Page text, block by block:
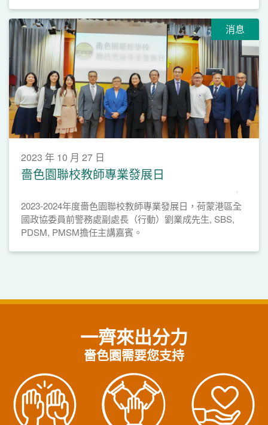
消息
2023 年 10 月 27 日
嗇色園聯校教師專業發展日
2023-2024年度嗇色園聯校教師專業發展日，荷蒙港區全
國政協委員前警務處副處長（行動）劉業成先生, SBS,
PDSM, PMSM擔任主講嘉賓。
一齊來出分力
嗇色園需要您支持